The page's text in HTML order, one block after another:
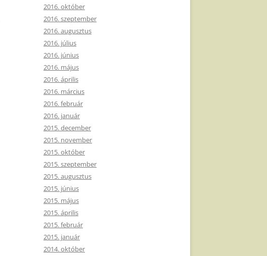
2016. október
2016. szeptember
2016. augusztus
2016. július
2016. június
2016. május
2016. április
2016. március
2016. február
2016. január
2015. december
2015. november
2015. október
2015. szeptember
2015. augusztus
2015. június
2015. május
2015. április
2015. február
2015. január
2014. október